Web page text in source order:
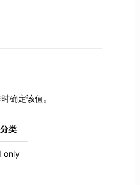
确定该值。
类
only